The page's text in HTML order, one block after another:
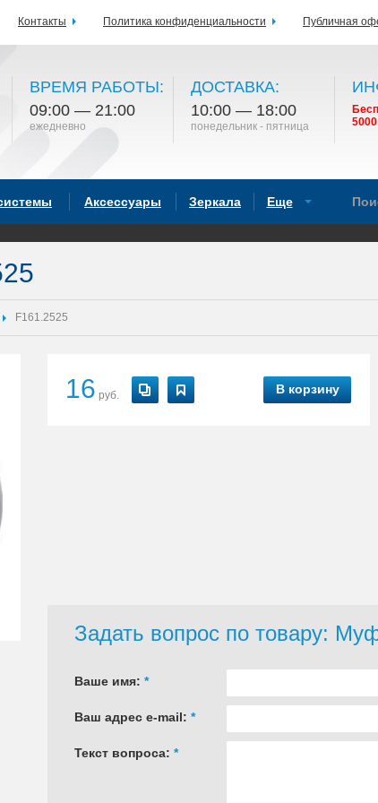
ВРЕМЯ РАБОТЫ:
09:00 — 21:00
ежедневно
ДОСТАВКА:
10:00 — 18:00
понедельник - пятница
Аксессуары Зеркала Еще
F161.2525
16 руб. В корзину
Задать вопрос по товару:
Ваше имя: *
Ваш адрес e-mail: *
Текст вопроса: *
Контакты Политика конфиденциальности Публичная